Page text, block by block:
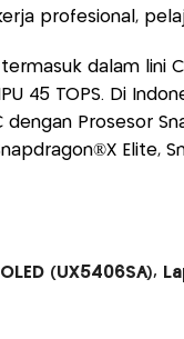
profesional,
termasuk dalam lini
45 TOPS. Di
Prosesor
Elite,
(UX5406SA),